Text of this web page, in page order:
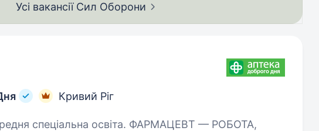
Усі вакансії Сил Оборони
Кривий Ріг
освіта. ФАРМАЦЕВТ — РОБОТА,